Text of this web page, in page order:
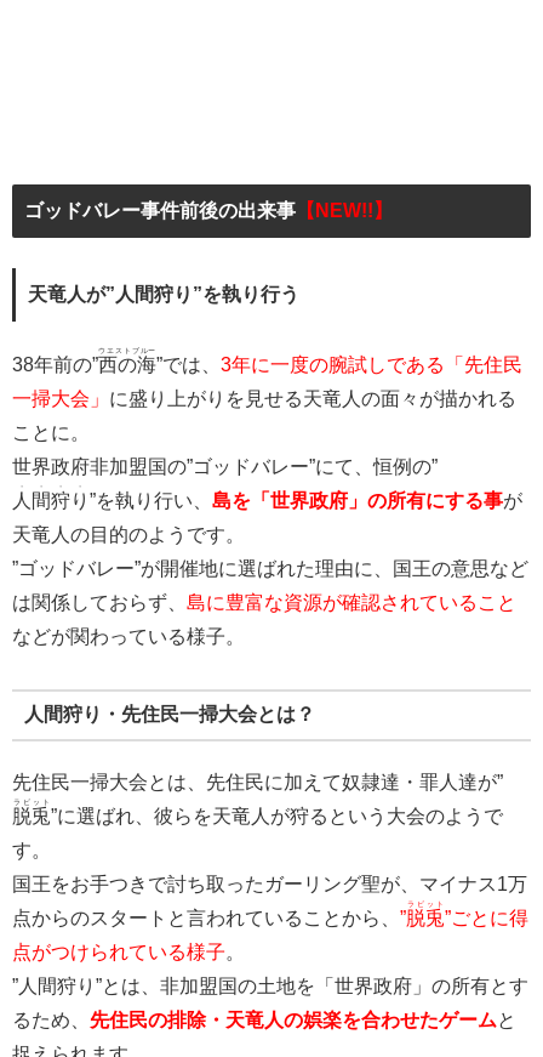
ゴッドバレー事件前後の出来事 【NEW!!】
天竜人が”人間狩り”を執り行う
38年前の”西の海
ウエストブルー
”では、 3年に一度の腕試しである「先住民
一掃大会」 に盛り上がりを見せる天竜人の面々が描かれる
ことに。
世界政府非加盟国の”ゴッドバレー”にて、恒例の”
人間狩り
・・・・
”を執り行い、 島を「世界政府」の所有にする事が
天竜人の目的のようです。
”ゴッドバレー”が開催地に選ばれた理由に、国王の意思など
は関係しておらず、 島に豊富な資源が確認されていること
などが関わっている様子。
人間狩り・先住民一掃大会とは？
先住民一掃大会とは、先住民に加えて奴隷達・罪人達が”
脱兎
ラビット
”に選ばれ、彼らを天竜人が狩るという大会のようで
す。
国王をお手つきで討ち取ったガーリング聖が、マイナス1万
点からのスタートと言われていることから、 ”脱兎
ラビット
”ごとに得
点がつけられている様子。
”人間狩り”とは、非加盟国の土地を「世界政府」の所有とす
るため、 先住民の排除・天竜人の娯楽を合わせたゲームと